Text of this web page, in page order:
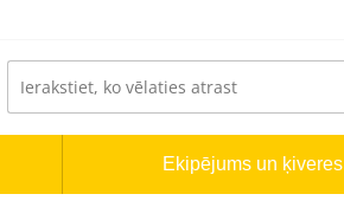
Ekipējums un ķiveres